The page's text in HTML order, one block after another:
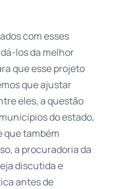
com esses
los da melhor
que esse projeto
que ajustar
eles, a questão
do estado,
que também
a procuradoria da
discutida e
antes de